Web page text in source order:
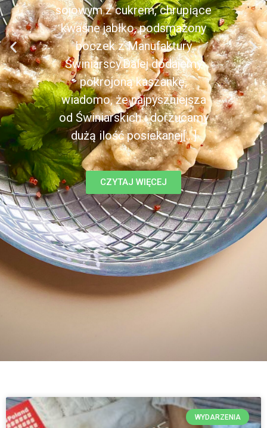
sojowym z cukrem, chrupiące
kwaśne jabłko, podsmażony
boczek z Manufaktury
Świniarscy.Dalej dodajemy
pokrojoną kaszankę,
wiadomo, że najpyszniejsza
od Świniarskich i dorzucamy
dużą ilość posiekanej[...]
CZYTAJ WIĘCEJ
WYDARZENIA